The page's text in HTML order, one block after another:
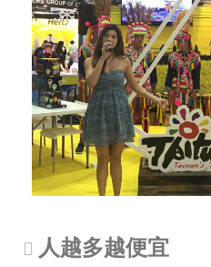
人越多越便宜